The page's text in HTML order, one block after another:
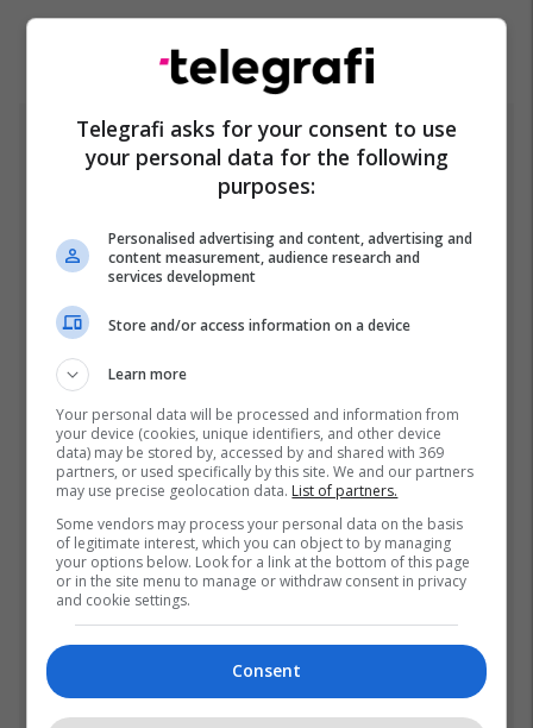
Top 5
Gjithçka që ndodhi në
jashtëzakonshëm të LDK-
së
30/07/2026
Pesë ditë pas marrjes së
kontroll të madh
26/07/2026
“Vrisni, vrisni shqiptarët”,
skandal në UFC Beograd:
Buzukja u përball me thirrje
anti-shqiptare nga
tribunat
01/08/2026
Kosovës për krime lufte,
ish-gjenerali serb thotë se
dikush e tradhtoi në
Telegrafi asks for your consent to use
your personal data for the following
purposes:
Personalised advertising and content, advertising and
content measurement, audience research and
services development
Store and/or access information on a device
Learn more
Your personal data will be processed and information from
your device (cookies, unique identifiers, and other device
data) may be stored by, accessed by and shared with 369
partners, or used specifically by this site. We and our partners
may use precise geolocation data. List of partners.
Some vendors may process your personal data on the basis
of legitimate interest, which you can object to by managing
your options below. Look for a link at the bottom of this page
or in the site menu to manage or withdraw consent in privacy
and cookie settings.
Consent